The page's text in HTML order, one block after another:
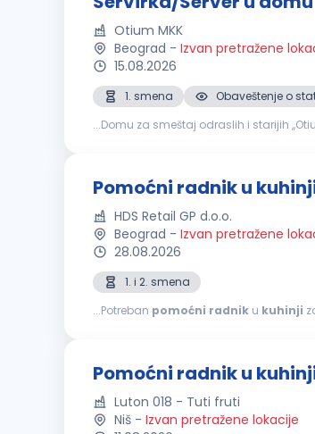
Otium MKK
Beograd - Izvan pretražene
15.08.2026
1. smena
Obaveštenje o
...Domu za smeštaj odraslih i starijih
Pomoćni radnik u
HDS Retail GP d.o.o.
Beograd - Izvan pretražene
28.08.2026
1. i 2. smena
...Potreban pomoćni radnik u kuhinji
Pomoćni radnik u
Luton 018 - Tuti fruti
Niš - Izvan pretražene lokacije